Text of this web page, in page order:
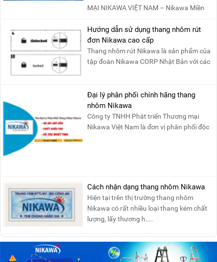
MẠI NIKAWA VIỆT NAM – Nikawa Miền
Bắc: Số 19, Đường Trung ....
Hướng dẫn sử dụng thang nhôm rút
đơn Nikawa cao cấp
Thang nhôm rút Nikawa là sản phẩm của
tập đoàn Nikawa CORP Nhật Bản với các
Đại lý phân phối chính hãng thang
nhôm Nikawa
Công ty TNHH Phát triển Thương mại
Nikawa Việt Nam là đơn vị phân phối độc
Cách nhận dạng thang nhôm Nikawa
Hiện tại trên thị trường thang nhôm
Nikawa có rất nhiều loại thang kém chất
lượng, lấy thương h....